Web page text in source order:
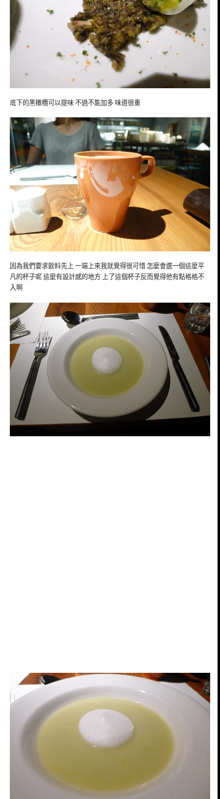
底下的黑橄欖可以提味 不過不能加多 味道很重
因為我們要求飲料先上 一端上來我就覺得很可惜 怎麼會選一個這麼平
凡的杯子呢 這麼有設計感的地方 上了這個杯子反而覺得他有點格格不
入啊